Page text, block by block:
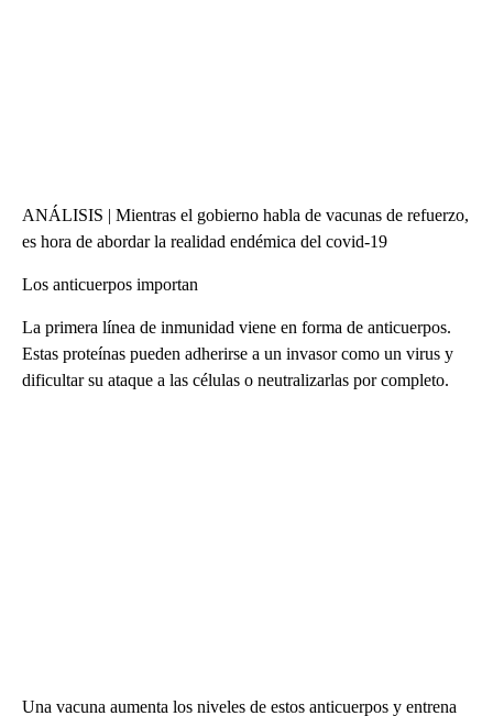
ANÁLISIS | Mientras el gobierno habla de vacunas de refuerzo,
es hora de abordar la realidad endémica del covid-19
Los anticuerpos importan
La primera línea de inmunidad viene en forma de anticuerpos.
Estas proteínas pueden adherirse a un invasor como un virus y
dificultar su ataque a las células o neutralizarlas por completo.
Una vacuna aumenta los niveles de estos anticuerpos y entrena